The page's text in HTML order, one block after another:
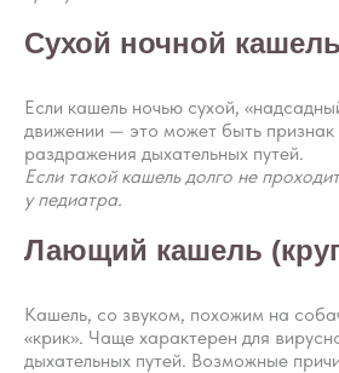
Сухой ночной кашель
Если кашель ночью сухой,
движении — это может быть признак
раздражения дыхательных путей.
Если такой кашель долго не
у педиатра.
Лающий кашель
Кашель, со звуком, похожим на
«крик». Чаще характерен для
дыхательных путей. Возможные